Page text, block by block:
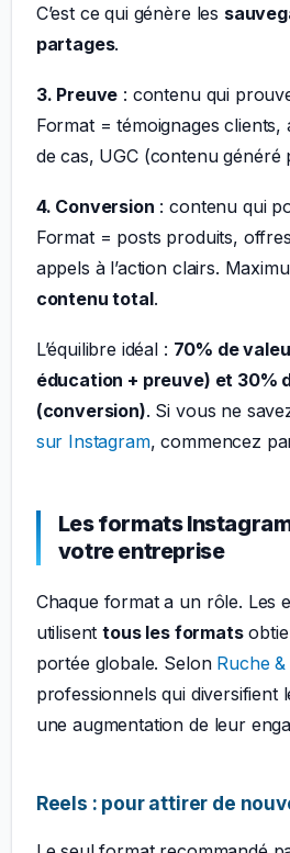
C’est ce qui génère les
partages.
3. Preuve : contenu qui
Format = témoignages
de cas, UGC (contenu généré
4. Conversion : contenu qui
Format = posts produits,
appels à l’action clairs.
contenu total.
L’équilibre idéal : 70% de
éducation + preuve) et 30%
(conversion). Si vous ne
sur Instagram, commencez
Les formats
votre entreprise
Chaque format a un rôle. Les
utilisenttous les formats
portée globale. Selon Ruche
professionnels qui diversifient
une augmentation de leur
Reels : pour attirer de